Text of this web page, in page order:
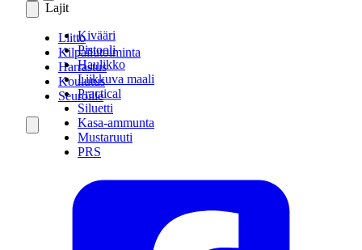
Lajit
Kivääri
Pistooli
Haulikko
Liikkuva maali
Practical
Siluetti
Kasa-ammunta
Mustaruuti
PRS
Liitto
Kilpailutoiminta
Harrastus
Koulutus
Seuroille